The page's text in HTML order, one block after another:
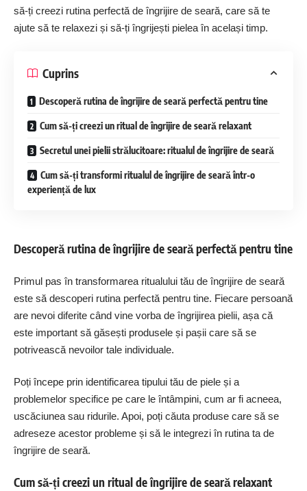
să-ți creezi rutina perfectă de îngrijire de seară, care să te
ajute să te relaxezi și să-ți îngrijești pielea în același timp.
Cuprins
Descoperă rutina de îngrijire de seară perfectă pentru tine
Cum să-ți creezi un ritual de îngrijire de seară relaxant
Secretul unei pielii strălucitoare: ritualul de îngrijire de seară
Cum să-ți transformi ritualul de îngrijire de seară într-o
experiență de lux
Descoperă rutina de îngrijire de seară perfectă pentru tine
Primul pas în transformarea ritualului tău de îngrijire de seară
este să descoperi rutina perfectă pentru tine. Fiecare persoană
are nevoi diferite când vine vorba de îngrijirea pielii, așa că
este important să găsești produsele și pașii care să se
potrivească nevoilor tale individuale.
Poți începe prin identificarea tipului tău de piele și a
problemelor specifice pe care le întâmpini, cum ar fi acneea,
uscăciunea sau ridurile. Apoi, poți căuta produse care să se
adreseze acestor probleme și să le integrezi în rutina ta de
îngrijire de seară.
Cum să-ți creezi un ritual de îngrijire de seară relaxant